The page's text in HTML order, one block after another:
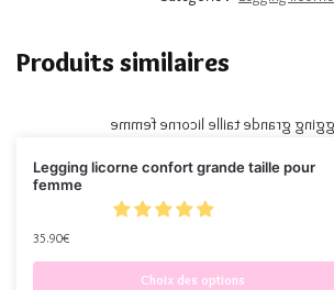
Produits similaires
Legging licorne confort grande taille pour
femme
35.90€
Choix des options